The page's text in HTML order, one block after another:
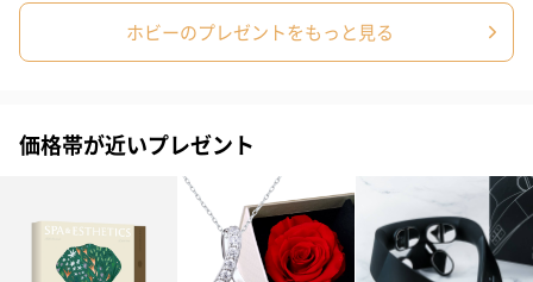
ホビーのプレゼントをもっと見る
価格帯が近いプレゼント